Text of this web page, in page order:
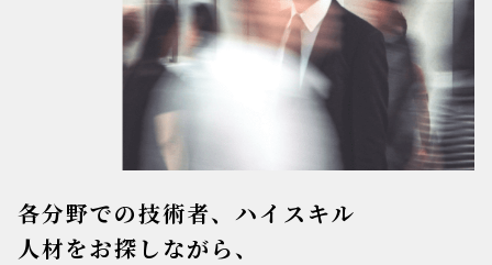
各分野での技術者、ハイスキル
人材をお探しながら、